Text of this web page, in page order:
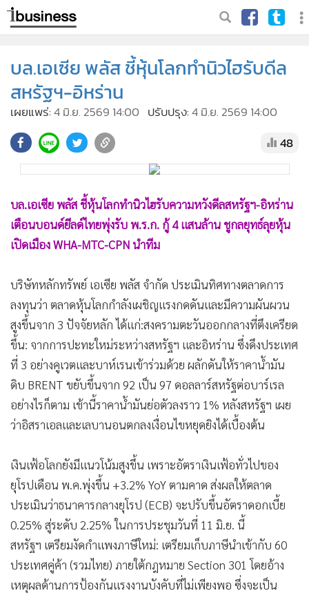
บล.เอเซีย พลัส ชี้หุ้นโลกทำนิวไฮรับดีล
สหรัฐฯ-อิหร่าน
เผยแพร่:4 มิ.ย. 2569 14:00 ปรับปรุง:4 มิ.ย. 2569 14:00
48
บล.เอเซีย พลัส ชี้หุ้นโลกทำนิวไฮรับความหวังดีลสหรัฐฯ-อิหร่าน
เตือนบอนด์ยีลด์ไทยพุ่งรับ พ.ร.ก. กู้ 4 แสนล้าน ชูกลยุทธ์ลุยหุ้น
เปิดเมือง WHA-MTC-CPN นำทีม
บริษัทหลักทรัพย์ เอเซีย พลัส จำกัด ประเมินทิศทางตลาดการ
ลงทุนว่า ตลาดหุ้นโลกกำลังเผชิญแรงกดดันและมีความผันผวน
สูงขึ้นจาก 3 ปัจจัยหลัก ได้แก่:สงครามตะวันออกกลางที่ตึงเครียด
ขึ้น: จากการปะทะใหม่ระหว่างสหรัฐฯ และอิหร่าน ซึ่งดึงประเทศ
ที่ 3 อย่างคูเวตและบาห์เรนเข้าร่วมด้วย ผลักดันให้ราคาน้ำมัน
ดิบ BRENT ขยับขึ้นจาก 92 เป็น 97 ดอลลาร์สหรัฐต่อบาร์เรล
อย่างไรก็ตาม เช้านี้ราคาน้ำมันย่อตัวลงราว 1% หลังสหรัฐฯ เผย
ว่าอิสราเอลและเลบานอนตกลงเงื่อนไขหยุดยิงได้เบื้องต้น
เงินเฟ้อโลกยังมีแนวโน้มสูงขึ้น เพราะอัตราเงินเฟ้อทั่วไปของ
ยุโรปเดือน พ.ค.พุ่งขึ้น +3.2% YoY ตามคาด ส่งผลให้ตลาด
ประเมินว่าธนาคารกลางยุโรป (ECB) จะปรับขึ้นอัตราดอกเบี้ย
0.25% สู่ระดับ 2.25% ในการประชุมวันที่ 11 มิ.ย. นี้
สหรัฐฯ เตรียมงัดกำแพงภาษีใหม่: เตรียมเก็บภาษีนำเข้ากับ 60
ประเทศคู่ค้า (รวมไทย) ภายใต้กฎหมาย Section 301 โดยอ้าง
เหตุผลด้านการป้องกันแรงงานบังคับที่ไม่เพียงพอ ซึ่งจะเป็น